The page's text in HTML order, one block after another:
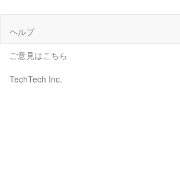
ヘルプ
ご意見はこちら
TechTech Inc.